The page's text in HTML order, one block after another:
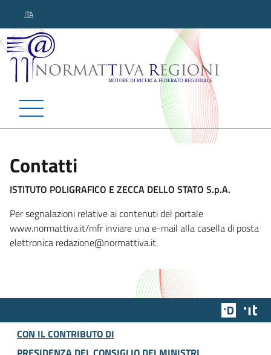
ITA
Normattiva Regioni -
Contatti
ISTITUTO POLIGRAFICO E ZECCA DELLO STATO S.p.A.
Per segnalazioni relative ai contenuti del portale
www.normattiva.it/mfr inviare una e-mail alla casella di posta
elettronica redazione@normattiva.it.
Team
CON IL CONTRIBUTO DI